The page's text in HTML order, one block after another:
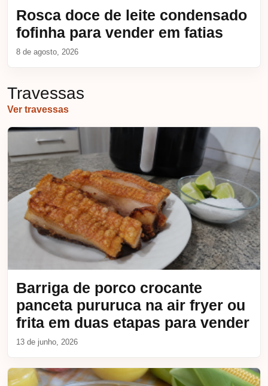
Rosca doce de leite condensado
fofinha para vender em fatias
8 de agosto, 2026
Travessas
Ver travessas
Barriga de porco crocante
panceta pururuca na air fryer ou
frita em duas etapas para vender
13 de junho, 2026